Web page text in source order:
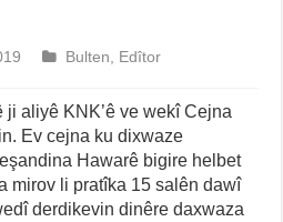
Bulten
Edîtor
aliyê KNK’ê ve wekî Cejna
Ev cejna ku dixwaze
Hawarê bigire helbet
mirov li pratîka 15 salên dawî
derdikevin dinêre daxwaza